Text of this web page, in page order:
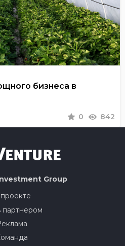
бизнеса в
0 842
Group
партнером